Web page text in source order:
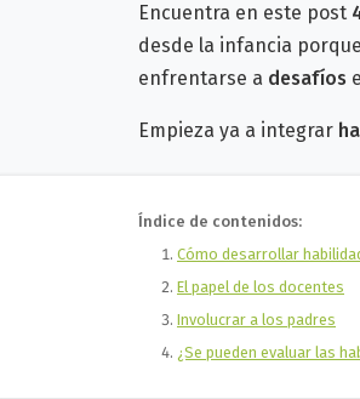
Encuentra en este post
desde la infancia
enfrentarse a desafíos
Empieza ya a integrar
Índice de contenidos:
Cómo desarrollar
El papel de los docentes
Involucrar a los padres
¿Se pueden evaluar las